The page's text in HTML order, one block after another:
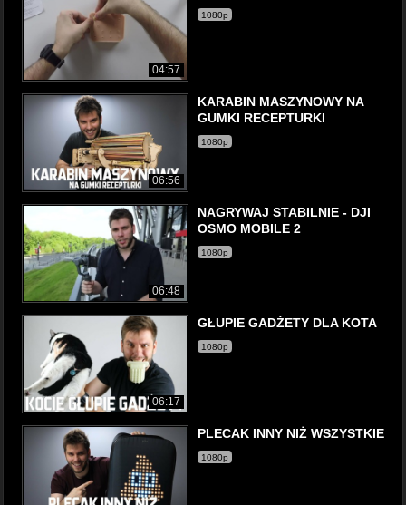
04:57
1080p
06:56
KARABIN MASZYNOWY NA
GUMKI RECEPTURKI
1080p
06:48
NAGRYWAJ STABILNIE - DJI
OSMO MOBILE 2
1080p
06:17
GŁUPIE GADŻETY DLA KOTA
1080p
PLECAK INNY NIŻ WSZYSTKIE
1080p